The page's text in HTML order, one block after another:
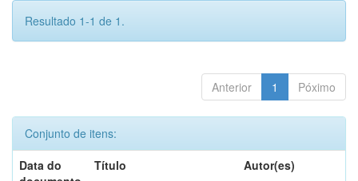
Resultado 1-1 de 1.
Anterior 1 Póximo
Conjunto de itens:
Data do
Título Autor(es)